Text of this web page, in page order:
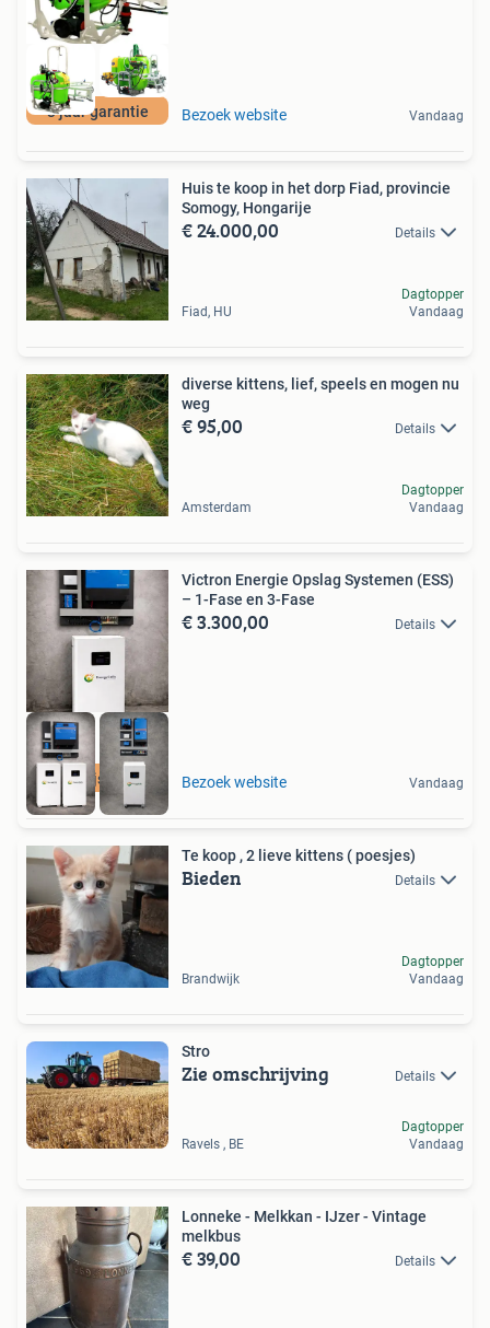
3 jaar garantie Bezoek website Vandaag
Huis te koop in het dorp Fiad, provincie
Somogy, Hongarije
€ 24.000,00 Details
Fiad, HU
Dagtopper
Vandaag
diverse kittens, lief, speels en mogen nu
weg
€ 95,00 Details
Amsterdam
Dagtopper
Vandaag
Victron Energie Opslag Systemen (ESS)
– 1-Fase en 3-Fase
€ 3.300,00 Details
Bezoek website Vandaag
Te koop , 2 lieve kittens ( poesjes)
Bieden Details
Brandwijk
Dagtopper
Vandaag
Stro
Zie omschrijving Details
Ravels , BE
Dagtopper
Vandaag
Lonneke - Melkkan - IJzer - Vintage
melkbus
€ 39,00 Details